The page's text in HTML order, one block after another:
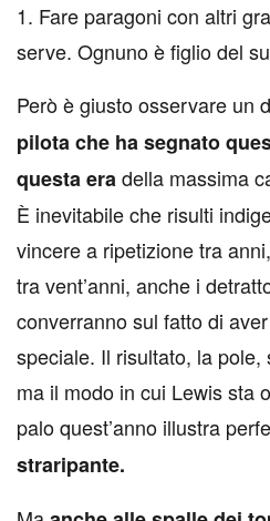
1. Fare paragoni con altri
serve. Ognuno è figlio del
Però è giusto osservare un
pilota che ha segnato
questa eradella massima
È inevitabile che risulti
vincere a ripetizione tra
tra vent’anni, anche i
converranno sul fatto di
speciale. Il risultato, la
ma il modo in cui Lewis sta
palo quest’anno illustra
straripante.